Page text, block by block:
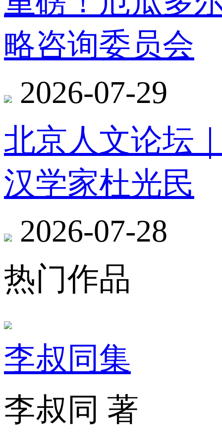
略咨询委员会
2026-07-29
北京人文论坛
汉学家杜光民
2026-07-28
热门作品
李叔同集
李叔同 著